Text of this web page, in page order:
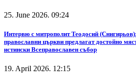
25. June 2026. 09:24
Интервю с митрополит Теодосий
православни църкви предлагат достойно
истински Всеправославен събор
19. April 2026. 12:15